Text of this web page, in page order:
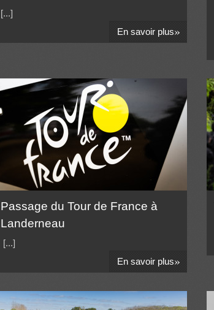
[...]
En savoir plus»
Passage du Tour de France à
Landerneau
[...]
En savoir plus»